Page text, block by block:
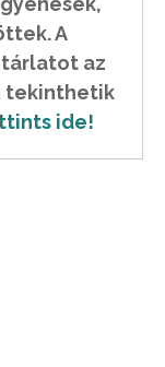
A
az
tekinthetik
ide!